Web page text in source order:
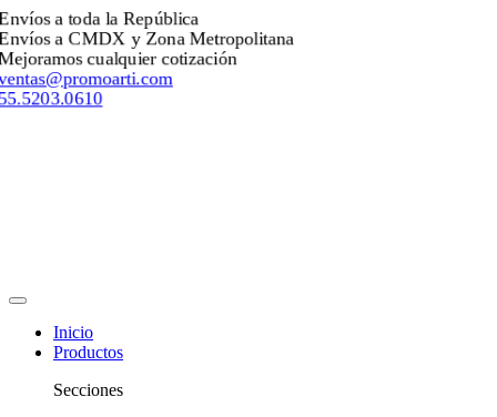
Envíos a toda la República
Envíos a CMDX y Zona Metropolitana
Mejoramos cualquier cotización
ventas@promoarti.com
55.5203.0610
Inicio
Productos
Secciones